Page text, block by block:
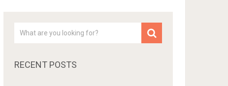
RECENT POSTS